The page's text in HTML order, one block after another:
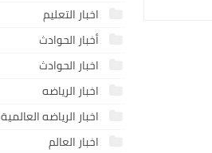
اخبار التعليم
أخبار الحوادث
اخبار الحوادث
اخبار الرياضه
اخبار الرياضه العالمية
اخبار العالم